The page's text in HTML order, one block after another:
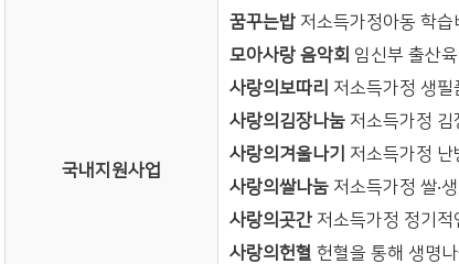
국내지원사업
꿈꾸는밥 저소득가정아동 학습
모아사랑 음악회 임신부 출산
사랑의보따리 저소득가정 생필
사랑의김장나눔 저소득가정 김
사랑의겨울나기 저소득가정 난
사랑의쌀나눔 저소득가정 쌀‧
사랑의곳간 저소득가정 정기적
사랑의헌혈 헌혈을 통해 생명